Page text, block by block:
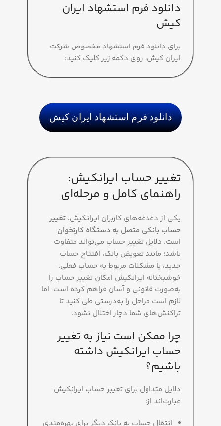
دانلود فرم استشهاد ایران
کیش
برای دانلود فرم استشهاد مخصوص شرکت
ایران کیش، روی دکمه زیر کلیک کنید:
دانلود فرم استشهاد ایران کیش
تغییر حساب ایرانکیش:
راهنمای کامل و مرحله‌ای
یکی از دغدغه‌های کاربران ایرانکیش، تغییر
حساب بانکی متصل به دستگاه کارتخوان
است. دلایل تغییر حساب می‌تواند متفاوت
باشد؛ مانند تعویض بانک، افتتاح حساب
جدید، یا مشکلات مربوط به حساب فعلی.
خوشبختانه ایرانکیش امکان تغییر حساب را
به‌صورت قانونی و آسان فراهم کرده است، اما
لازم است مراحل را به‌درستی طی کنید تا
تراکنش‌های شما دچار اختلال نشود.
چرا ممکن است نیاز به تغییر
حساب ایرانکیش داشته
باشیم؟
دلایل متداول برای تغییر حساب ایرانکیش
عبارت‌اند از:
انتقال حساب به بانک دیگر برای بهره‌مندی